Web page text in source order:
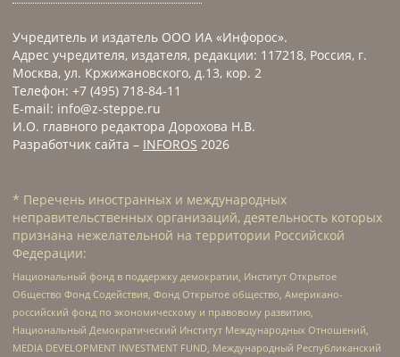
Учредитель и издатель ООО ИА «Инфорос».
Адрес учредителя, издателя, редакции: 117218, Россия, г.
Москва, ул. Кржижановского, д.13, кор. 2
Телефон: +7 (495) 718-84-11
E-mail: info@z-steppe.ru
И.О. главного редактора Дорохова Н.В.
Разработчик сайта – INFOROS 2026
* Перечень иностранных и международных
неправительственных организаций, деятельность которых
признана нежелательной на территории Российской
Федерации:
Национальный фонд в поддержку демократии, Институт Открытое
Общество Фонд Содействия, Фонд Открытое общество, Американо-
российский фонд по экономическому и правовому развитию,
Национальный Демократический Институт Международных Отношений,
MEDIA DEVELOPMENT INVESTMENT FUND, Международный Республиканский